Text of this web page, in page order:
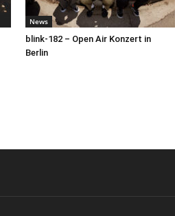
News
blink-182 – Open Air Konzert in
Berlin